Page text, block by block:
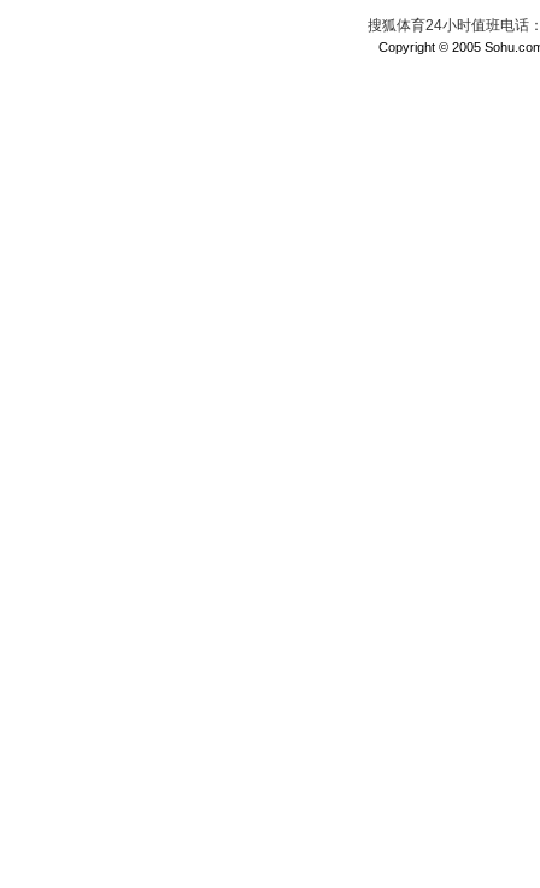
搜狐体育24小时值班电话
Copyright © 2005